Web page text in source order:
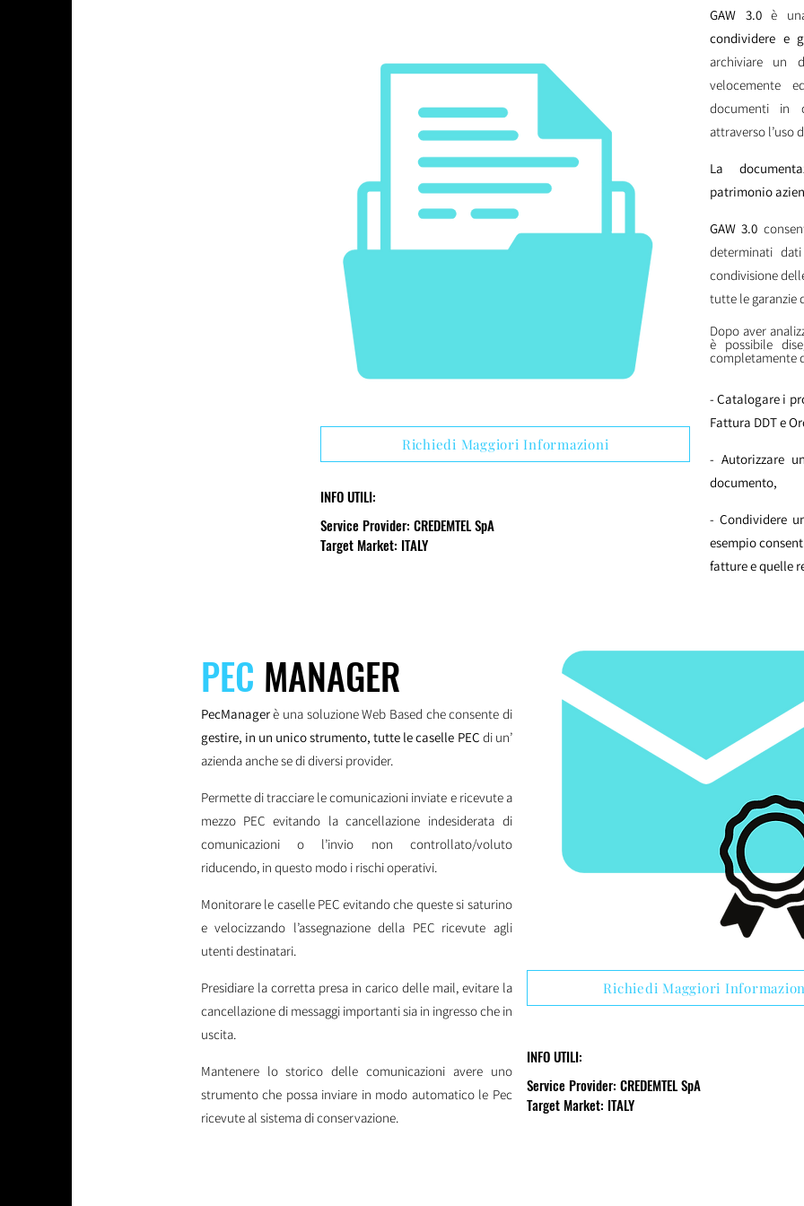
GAW 3.0è
condividere e
archiviare un
velocemente
documenti in
attraverso l’uso
La
patrimonio
GAW 3.0
determinati
condivisione
tutte le garanzie
Dopo aver
è possibile
completamente
- Catalogare i
Fattura DDT e
- Autorizzare
documento,
- Condividere
esempio
fatture e quelle
Richiedi Maggiori Informazioni
INFO UTILI:
Service Provider: CREDEMTEL SpA
Target Market: ITALY
PEC MANAGER
PecManagerè una soluzione Web Based che consente di
gestire, in un unico strumento, tutte le caselle PEC di un’
azienda anche se di diversi provider.
Permette di tracciare le comunicazioni inviate e ricevute a
mezzo PEC evitando la cancellazione indesiderata di
comunicazioni o l’invio non controllato/voluto
riducendo, in questo modo i rischi operativi.
Monitorare le caselle PEC evitando che queste si saturino
e velocizzando l’assegnazione della PEC ricevute agli
utenti destinatari.
Presidiare la corretta presa in carico delle mail, evitare la
cancellazione di messaggi importanti sia in ingresso che in
uscita.
Mantenere lo storico delle comunicazioni avere uno
strumento che possa inviare in modo automatico le Pec
ricevute al sistema di conservazione.
Richiedi Maggiori
INFO UTILI:
Service Provider: CREDEMTEL SpA
Target Market: ITALY